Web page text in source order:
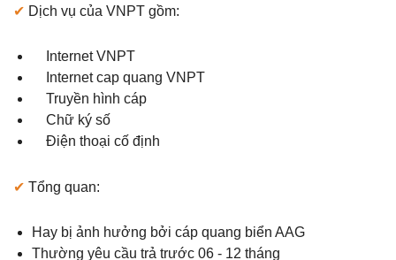
✔ Dịch vụ của VNPT gồm:
Internet VNPT
Internet cap quang VNPT
Truyền hình cáp
Chữ ký số
Điện thoại cố định
✔ Tổng quan:
Hay bị ảnh hưởng bởi cáp quang biển AAG
Thường yêu cầu trả trước 06 - 12 tháng